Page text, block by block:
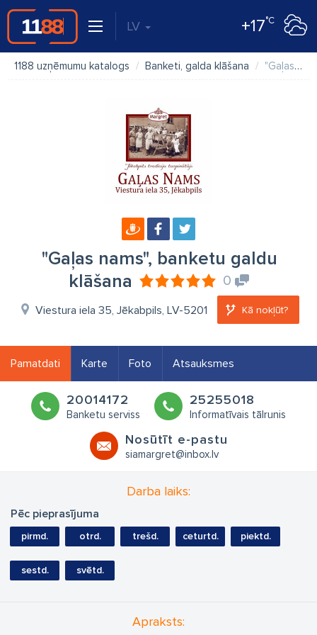
LV +17°C
1188 uzņēmumu katalogs Banketi, galda klāšana "Gaļas nams", banketu galdu klāšana
"Gaļas nams", banketu galdu
klāšana
0
Viestura iela 35, Jēkabpils, LV-5201 Kā nokļūt?
Pamatdati Karte Foto Atsauksmes
20014172
Banketu serviss
25255018
Informatīvais tālrunis
Nosūtīt e-pastu
siamargret@inbox.lv
Darba laiks:
Pēc pieprasījuma
pirmd. otrd. trešd. ceturtd. piektd.
sestd. svētd.
Apraksts: